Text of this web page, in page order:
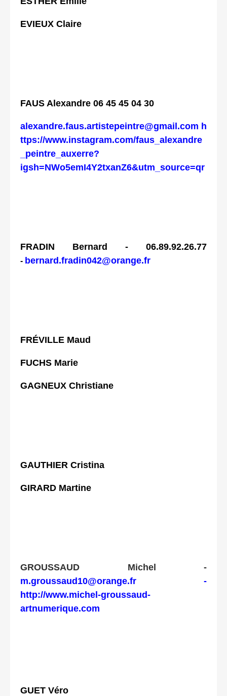
EVIEUX Claire
FAUS Alexandre 06 45 45 04 30
alexandre.faus.artistepeintre@gmail.com h
ttps://www.instagram.com/faus_alexandre
_peintre_auxerre?
igsh=NWo5emI4Y2txanZ6&utm_source=qr
FRADIN Bernard - 06.89.92.26.77
- bernard.fradin042@orange.fr
FRÉVILLE Maud
FUCHS Marie
GAGNEUX Christiane
GAUTHIER Cristina
GIRARD Martine
GROUSSAUD Michel -
m.groussaud10@orange.fr -
http://www.michel-groussaud-
artnumerique.com
GUET Véro